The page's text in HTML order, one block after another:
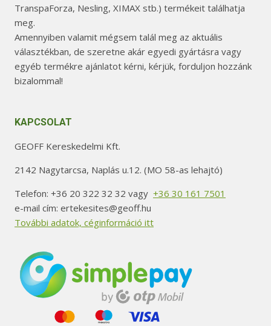
TranspaForza, Nesling, XIMAX stb.) termékeit találhatja
meg.
Amennyiben valamit mégsem talál meg az aktuális
választékban, de szeretne akár egyedi gyártásra vagy
egyéb termékre ajánlatot kérni, kérjük, forduljon hozzánk
bizalommal!
KAPCSOLAT
GEOFF Kereskedelmi Kft.
2142 Nagytarcsa, Naplás u.12. (MO 58-as lehajtó)
Telefon: +36 20 322 32 32 vagy +36 30 161 7501
e-mail cím: ertekesites@geoff.hu
További adatok, céginformáció itt